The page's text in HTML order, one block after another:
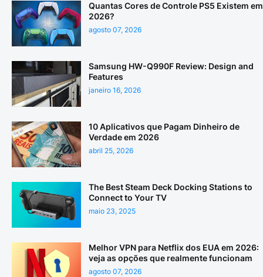
Quantas Cores de Controle PS5 Existem em
2026?
agosto 07, 2026
Samsung HW-Q990F Review: Design and
Features
janeiro 16, 2026
10 Aplicativos que Pagam Dinheiro de
Verdade em 2026
abril 25, 2026
The Best Steam Deck Docking Stations to
Connect to Your TV
maio 23, 2025
Melhor VPN para Netflix dos EUA em 2026:
veja as opções que realmente funcionam
agosto 07, 2026